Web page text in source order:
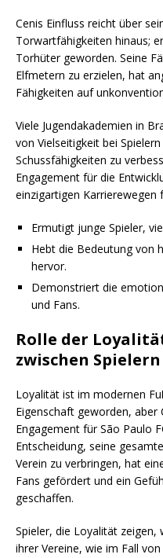
Cenis Einfluss reicht über
Torwartfähigkeiten hinaus;
Torhüter geworden. Seine
Elfmetern zu erzielen, hat
Fähigkeiten auf
Viele Jugendakademien in
von Vielseitigkeit bei
Schussfähigkeiten zu
Engagement für die
einzigartigen Karrierewegen
Ermutigt junge Spieler,
Hebt die Bedeutung von
hervor.
Demonstriert die
und Fans.
Rolle der
zwischen
Loyalität ist im modernen
Eigenschaft geworden, aber
Engagement für São Paulo
Entscheidung, seine
Verein zu verbringen, hat
Fans gefördert und ein
geschaffen.
Spieler, die Loyalität
ihrer Vereine, wie im Fall